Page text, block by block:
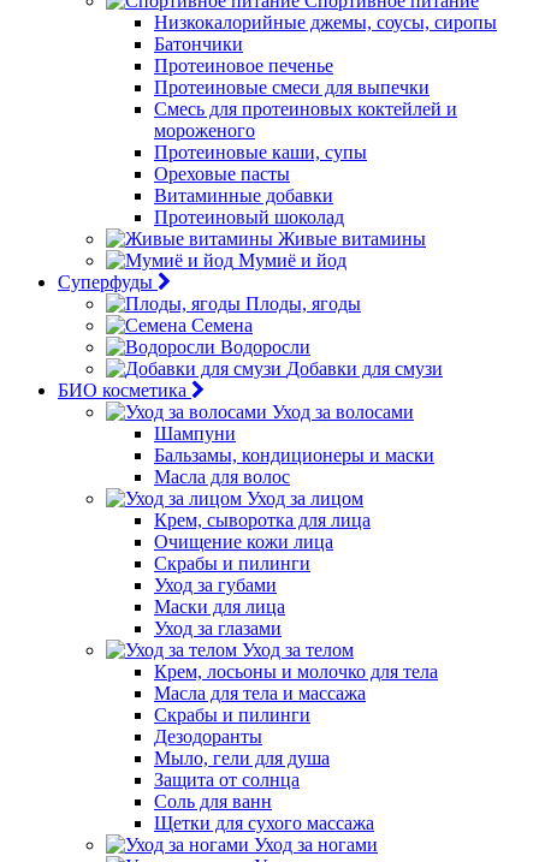
Низкокалорийные джемы, соусы, сиропы
Батончики
Протеиновое печенье
Протеиновые смеси для выпечки
Смесь для протеиновых коктейлей и
мороженого
Протеиновые каши, супы
Ореховые пасты
Витаминные добавки
Протеиновый шоколад
Живые витамины
Мумиё и йод
Суперфуды
Плоды, ягоды
Семена
Водоросли
Добавки для смузи
БИО косметика
Уход за волосами
Шампуни
Бальзамы, кондиционеры и маски
Масла для волос
Уход за лицом
Крем, сыворотка для лица
Очищение кожи лица
Скрабы и пилинги
Уход за губами
Маски для лица
Уход за глазами
Уход за телом
Крем, лосьоны и молочко для тела
Масла для тела и массажа
Скрабы и пилинги
Дезодоранты
Мыло, гели для душа
Защита от солнца
Соль для ванн
Щетки для сухого массажа
Уход за ногами